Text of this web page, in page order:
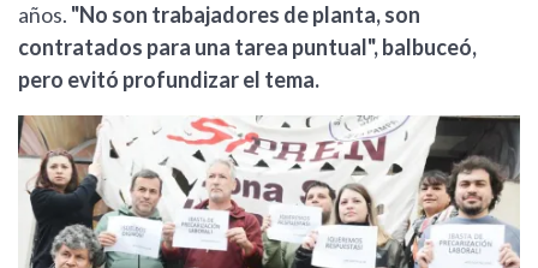
años. "No son trabajadores de planta, son
contratados para una tarea puntual", balbuceó,
pero evitó profundizar el tema.